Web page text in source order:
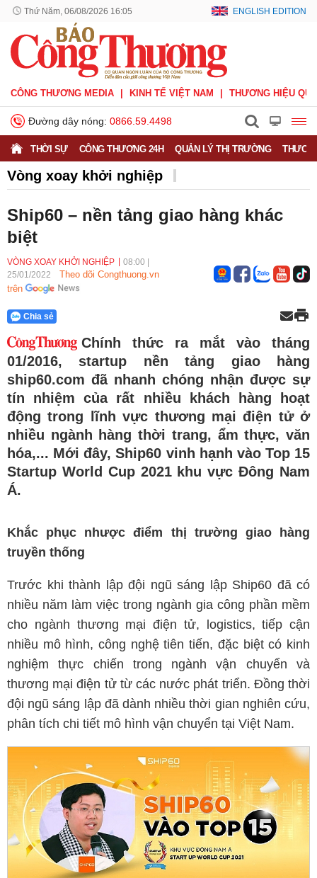
Thứ Năm, 06/08/2026 16:05 ENGLISH EDITION
CÔNG THƯƠNG MEDIA KINH TẾ VIỆT NAM THƯƠNG HIỆU
Đường dây nóng: 0866.59.4498
THỜI SỰ CÔNG THƯƠNG 24H QUẢN LÝ THỊ TRƯỜNG
Vòng xoay khởi nghiệp
Ship60 – nền tảng giao hàng khác
biệt
VÒNG XOAY KHỞI NGHIỆP 08:00
25/01/2022
Theo dõi Congthuong.vn
trên
Chia sẻ
Chính thức ra mắt vào tháng
01/2016, startup nền tảng giao hàng
ship60.com đã nhanh chóng nhận được sự
tín nhiệm của rất nhiều khách hàng hoạt
động trong lĩnh vực thương mại điện tử ở
nhiều ngành hàng thời trang, ẩm thực, văn
hóa,... Mới đây, Ship60 vinh hạnh vào Top 15
Startup World Cup 2021 khu vực Đông Nam
Á.
Khắc phục nhược điểm thị trường giao hàng
truyền thống
Trước khi thành lập đội ngũ sáng lập Ship60 đã có
nhiều năm làm việc trong ngành gia công phần mềm
cho ngành thương mại điện tử, logistics, tiếp cận
nhiều mô hình, công nghệ tiên tiến, đặc biệt có kinh
nghiệm thực chiến trong ngành vận chuyển và
thương mại điện tử từ các nước phát triển. Đồng thời
đội ngũ sáng lập đã dành nhiều thời gian nghiên cứu,
phân tích chi tiết mô hình vận chuyển tại Việt Nam.